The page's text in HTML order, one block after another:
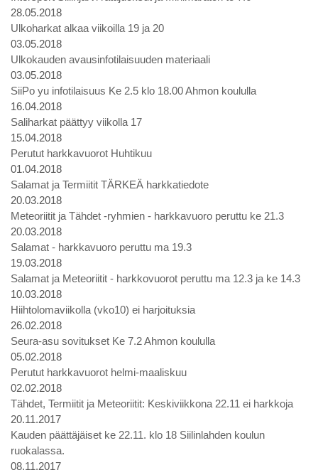
28.05.2018
Ulkoharkat alkaa viikoilla 19 ja 20
03.05.2018
Ulkokauden avausinfotilaisuuden materiaali
03.05.2018
SiiPo yu infotilaisuus Ke 2.5 klo 18.00 Ahmon koululla
16.04.2018
Saliharkat päättyy viikolla 17
15.04.2018
Perutut harkkavuorot Huhtikuu
01.04.2018
Salamat ja Termiitit TÄRKEÄ harkkatiedote
20.03.2018
Meteoriitit ja Tähdet -ryhmien - harkkavuoro peruttu ke 21.3
20.03.2018
Salamat - harkkavuoro peruttu ma 19.3
19.03.2018
Salamat ja Meteoriitit - harkkovuorot peruttu ma 12.3 ja ke 14.3
10.03.2018
Hiihtolomaviikolla (vko10) ei harjoituksia
26.02.2018
Seura-asu sovitukset Ke 7.2 Ahmon koululla
05.02.2018
Perutut harkkavuorot helmi-maaliskuu
02.02.2018
Tähdet, Termiitit ja Meteoriitit: Keskiviikkona 22.11 ei harkkoja
20.11.2017
Kauden päättäjäiset ke 22.11. klo 18 Siilinlahden koulun
ruokalassa.
08.11.2017